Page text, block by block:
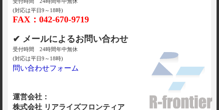
(対応は平日9～18時)
FAX：042-670-9719
✔ メールによるお問い合わせ
受付時間 24時間年中無休
(対応は平日9～18時)
問い合わせフォーム
運営会社：
株式会社 リアライズフロンティア